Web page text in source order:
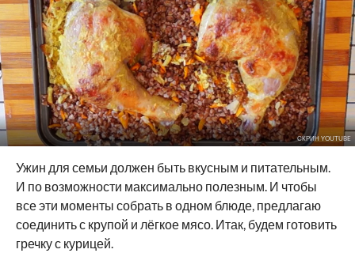
СКРИН YOUTUBE
Ужин для семьи должен быть вкусным и питательным.
И по возможности максимально полезным. И чтобы
все эти моменты собрать в одном блюде, предлагаю
соединить с крупой и лёгкое мясо. Итак, будем готовить
гречку с курицей.